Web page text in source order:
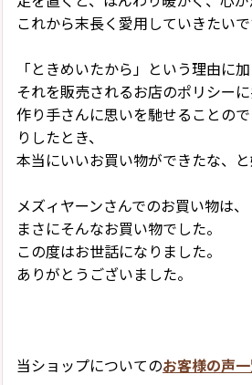
これから末長く愛用していきたいで
「ときめいたから」という理由に加
それを販売されるお店のポリシーに
作り手さんに思いを馳せることの
りしたとき、
本当にいいお買い物ができたな、と
メズィヤーンさんでのお買い物は、
まさにそんなお買い物でした。
この度はお世話になりました。
ありがとうございました。
当ショップについてのお客様の声